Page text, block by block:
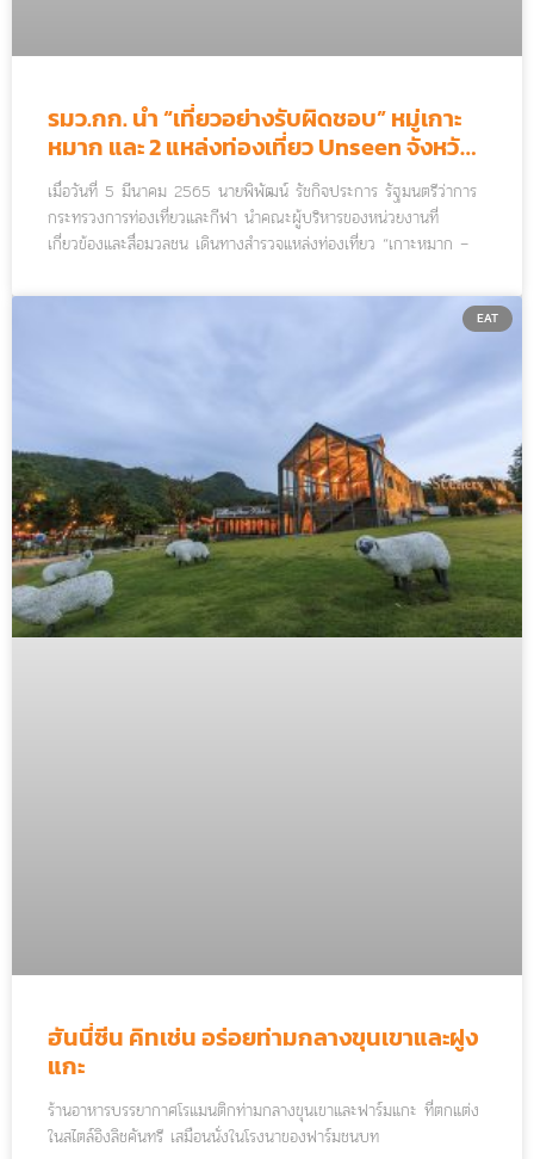
รมว.กก. นำ “เที่ยวอย่างรับผิดชอบ” หมู่เกาะ
หมาก และ 2 แหล่งท่องเที่ยว Unseen จังหวัด
ตราด
เมื่อวันที่ 5 มีนาคม 2565 นายพิพัฒน์ รัชกิจประการ รัฐมนตรีว่าการ
กระทรวงการท่องเที่ยวและกีฬา นำคณะผู้บริหารของหน่วยงานที่
เกี่ยวข้องและสื่อมวลชน เดินทางสำรวจแหล่งท่องเที่ยว “เกาะหมาก –
ตราด
EAT
ฮันนี่ซีน คิทเช่น อร่อยท่ามกลางขุนเขาและฝูง
แกะ
ร้านอาหารบรรยากาศโรแมนติกท่ามกลางขุนเขาและฟาร์มแกะ ที่ตกแต่ง
ในสไตล์อิงลิชคันทรี เสมือนนั่งในโรงนาของฟาร์มชนบท